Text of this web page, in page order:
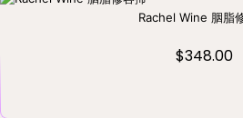
Rachel Wine 胭脂
$348.00